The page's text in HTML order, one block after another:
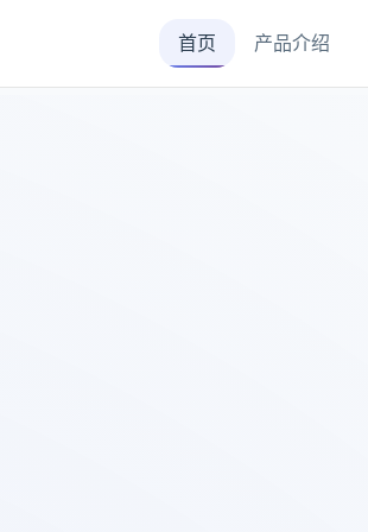
首页 产品介绍